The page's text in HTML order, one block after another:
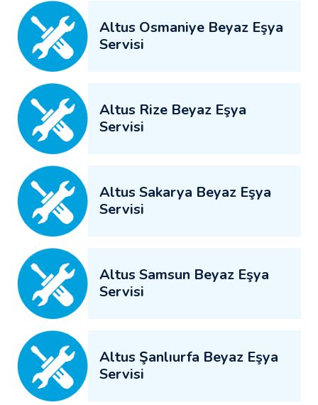
Altus Osmaniye Beyaz Eşya
Servisi
Altus Rize Beyaz Eşya
Servisi
Altus Sakarya Beyaz Eşya
Servisi
Altus Samsun Beyaz Eşya
Servisi
Altus Şanlıurfa Beyaz Eşya
Servisi